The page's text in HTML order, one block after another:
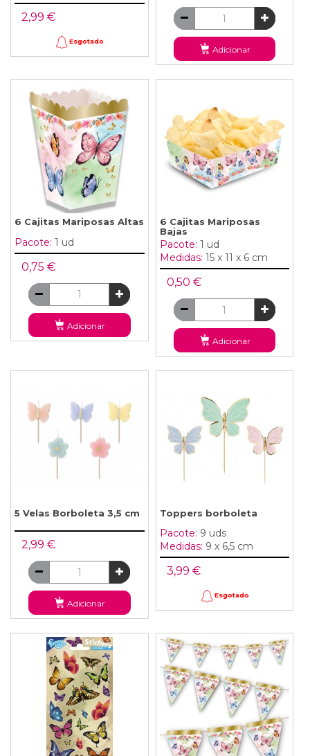
2,99 €
Esgotado
Adicionar
6 Cajitas Mariposas Altas
Pacote: 1 ud
0,75 €
Adicionar
6 Cajitas Mariposas
Bajas
Pacote: 1 ud
Medidas: 15 x 11 x 6 cm
0,50 €
Adicionar
5 Velas Borboleta 3,5 cm
2,99 €
Adicionar
Toppers borboleta
Pacote: 9 uds
Medidas: 9 x 6,5 cm
3,99 €
Esgotado